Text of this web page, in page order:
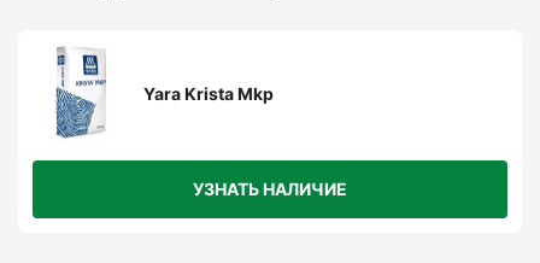
Yara Krista Mkp
УЗНАТЬ НАЛИЧИЕ